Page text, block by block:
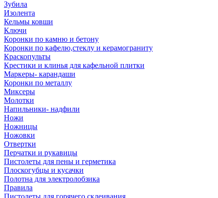
Зубила
Изолента
Кельмы ковши
Ключи
Коронки по камню и бетону
Коронки по кафелю,стеклу и керамограниту
Краскопульты
Крестики и клинья для кафельной плитки
Маркеры- карандаши
Коронки по металлу
Миксеры
Молотки
Напильники- надфили
Ножи
Ножницы
Ножовки
Отвертки
Перчатки и рукавицы
Пистолеты для пены и герметика
Плоскогубцы и кусачки
Полотна для электролобзика
Правила
Пистолеты для горячего склеивания